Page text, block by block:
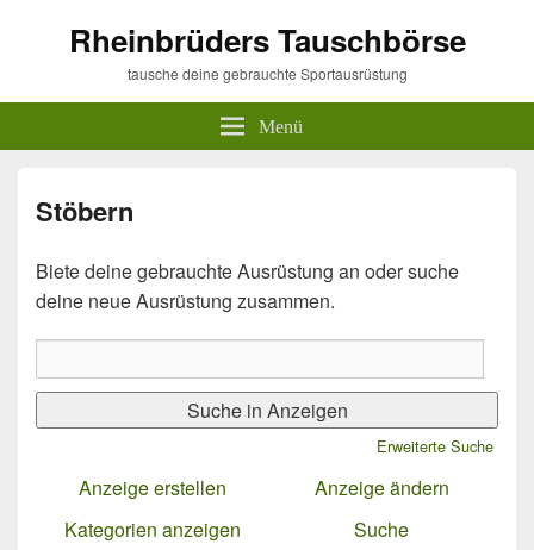
Rheinbrüders Tauschbörse
tausche deine gebrauchte Sportausrüstung
Menü
Stöbern
Biete deine gebrauchte Ausrüstung an oder suche
deine neue Ausrüstung zusammen.
nach:
Erweiterte Suche
Anzeige erstellen
Anzeige ändern
Kategorien anzeigen
Suche